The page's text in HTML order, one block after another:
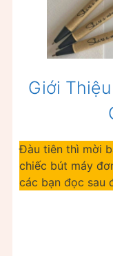
Giới
Đàu tiên thì mời
chiếc bút máy
các bạn đọc sau